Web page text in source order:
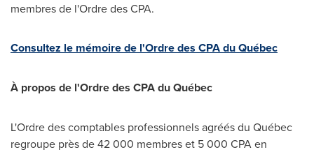
membres de l'Ordre des CPA.
Consultez le mémoire de l'Ordre des CPA du Québec
À propos de l'Ordre des CPA du Québec
L'Ordre des comptables professionnels agréés du Québec
regroupe près de 42 000 membres et 5 000 CPA en